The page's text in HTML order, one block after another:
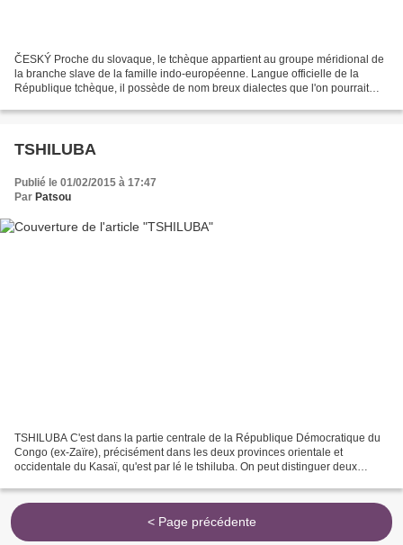
ČESKÝ Proche du slovaque, le tchèque appartient au groupe méridional de
la branche slave de la famille indo-européenne. Langue officielle de la
République tchèque, il possède de nom breux dialectes que l'on pourrait
TSHILUBA
Publié le 01/02/2015 à 17:47
Par Patsou
TSHILUBA C'est dans la partie centrale de la République Démocratique du
Congo (ex-Zaïre), précisément dans les deux provinces orientale et
occidentale du Kasaï, qu'est par lé le tshiluba. On peut distinguer deux
< Page précédente